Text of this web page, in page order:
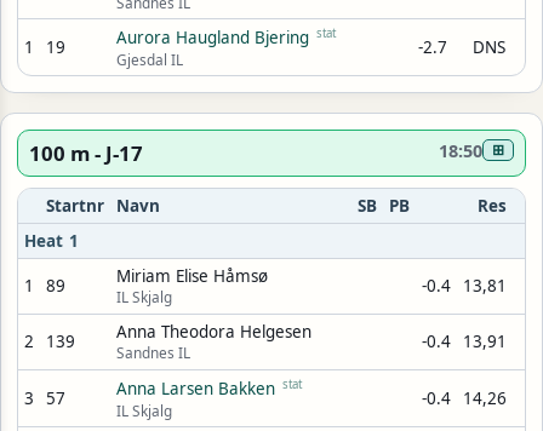
1 19 Aurora Haugland Bjering stat
Gjesdal IL
-2.7 DNS
100 m - J-17 18:50 ⊞
Startnr Navn SB PB
Res
Heat 1
1 89 Miriam Elise Håmsø
IL Skjalg
-0.4 13,81
2 139 Anna Theodora Helgesen
Sandnes IL
-0.4 13,91
3 57 Anna Larsen Bakken stat
IL Skjalg
-0.4 14,26